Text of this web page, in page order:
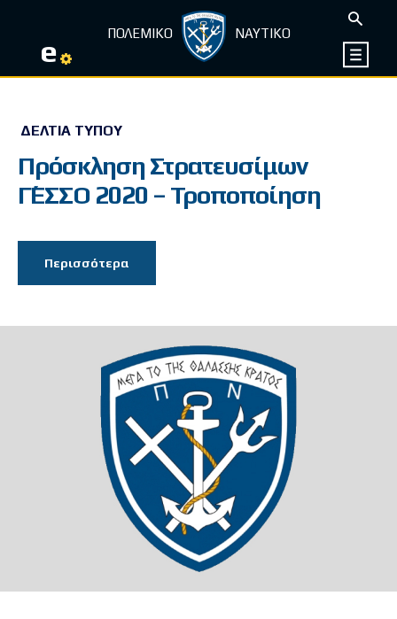
e ΠΟΛΕΜΙΚΟ ΝΑΥΤΙΚΟ
ΔΕΛΤΊΑ ΤΎΠΟΥ
Πρόσκληση Στρατευσίμων
Γ΄ΕΣΣΟ 2020 – Τροποποίηση
Περισσότερα